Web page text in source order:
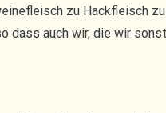
zu Hackfleisch
dass auch wir, die wir